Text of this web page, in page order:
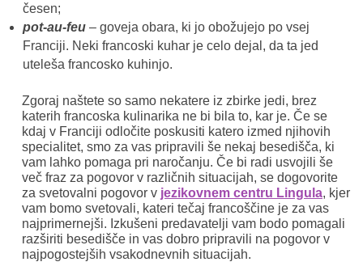
česen;
pot-au-feu– goveja obara, ki jo obožujejo po vsej
Franciji. Neki francoski kuhar je celo dejal, da ta jed
uteleša francosko kuhinjo.
Zgoraj naštete so samo nekatere iz zbirke jedi, brez
katerih francoska kulinarika ne bi bila to, kar je. Če se
kdaj v Franciji odločite poskusiti katero izmed njihovih
specialitet, smo za vas pripravili še nekaj besedišča, ki
vam lahko pomaga pri naročanju. Če bi radi usvojili še
več fraz za pogovor v različnih situacijah, se dogovorite
za svetovalni pogovor v jezikovnem centru Lingula, kjer
vam bomo svetovali, kateri tečaj francoščine je za vas
najprimernejši. Izkušeni predavatelji vam bodo pomagali
razširiti besedišče in vas dobro pripravili na pogovor v
najpogostejših vsakodnevnih situacijah.